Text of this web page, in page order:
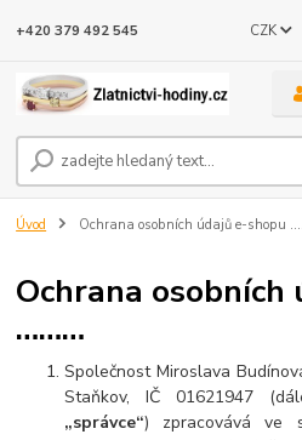
CZK
+420 379 492 545
Úvod Ochrana osobních údajů e-shopu
Ochrana osobních
………
Společnost Miroslava
Staňkov, IČ 01621947
„správce“) zpracovává ve